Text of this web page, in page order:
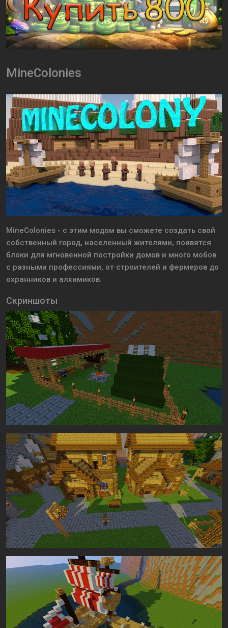
MineColonies
MineColonies - с этим модом вы сможете создать свой
собственный город, населенный жителями, появятся
блоки для мгновенной постройки домов и много мобов
с разными профессиями, от строителей и фермеров до
охранников и алхимиков.
Скриншоты